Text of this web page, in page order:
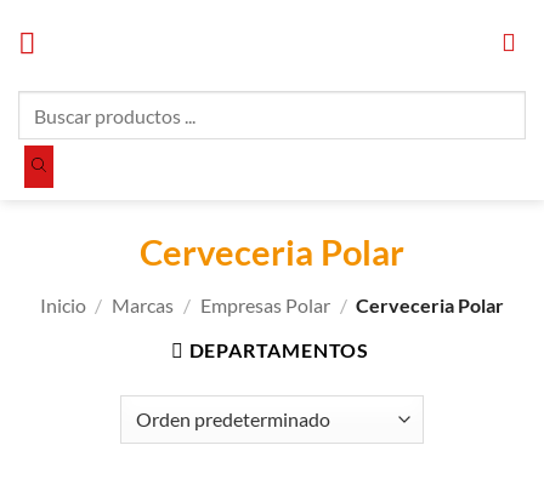
productos
Cerveceria Polar
Inicio / Marcas / Empresas Polar / Cerveceria Polar
DEPARTAMENTOS